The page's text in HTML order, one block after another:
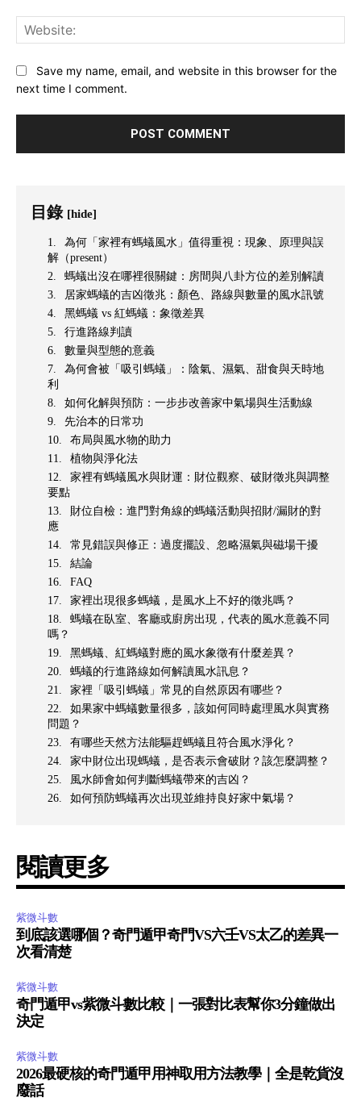
Save my name, email, and website in this browser for the
next time I comment.
目錄 [hide]
為何「家裡有螞蟻風水」值得重視：現象、原理與誤
解（present）
螞蟻出沒在哪裡很關鍵：房間與八卦方位的差別解讀
居家螞蟻的吉凶徵兆：顏色、路線與數量的風水訊號
黑螞蟻 vs 紅螞蟻：象徵差異
行進路線判讀
數量與型態的意義
為何會被「吸引螞蟻」：陰氣、濕氣、甜食與天時地
利
如何化解與預防：一步步改善家中氣場與生活動線
先治本的日常功
布局與風水物的助力
植物與淨化法
家裡有螞蟻風水與財運：財位觀察、破財徵兆與調整
要點
財位自檢：進門對角線的螞蟻活動與招財/漏財的對
應
常見錯誤與修正：過度擺設、忽略濕氣與磁場干擾
結論
FAQ
家裡出現很多螞蟻，是風水上不好的徵兆嗎？
螞蟻在臥室、客廳或廚房出現，代表的風水意義不同
嗎？
黑螞蟻、紅螞蟻對應的風水象徵有什麼差異？
螞蟻的行進路線如何解讀風水訊息？
家裡「吸引螞蟻」常見的自然原因有哪些？
如果家中螞蟻數量很多，該如何同時處理風水與實務
問題？
有哪些天然方法能驅趕螞蟻且符合風水淨化？
家中財位出現螞蟻，是否表示會破財？該怎麼調整？
風水師會如何判斷螞蟻帶來的吉凶？
如何預防螞蟻再次出現並維持良好家中氣場？
閱讀更多
紫微斗數
到底該選哪個？奇門遁甲奇門VS六壬VS太乙的差異一
次看清楚
紫微斗數
奇門遁甲vs紫微斗數比較｜一張對比表幫你3分鐘做出
決定
紫微斗數
2026最硬核的奇門遁甲用神取用方法教學｜全是乾貨沒
廢話